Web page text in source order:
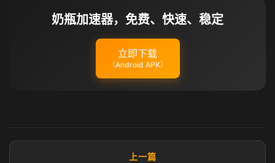
奶瓶加速器，免费、快速、稳定
立即下载
（Android APK）
上一篇